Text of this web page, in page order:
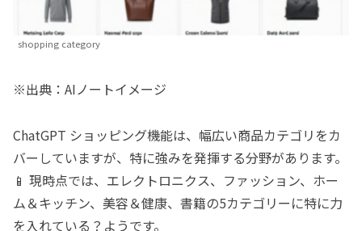
shopping category
※出典：AIノートイメージ
ChatGPT ショッピング機能は、幅広い商品カテゴリをカ
バーしていますが、特に強みを発揮する分野があります。
📱 現時点では、エレクトロニクス、ファッション、ホー
ム＆キッチン、美容＆健康、書籍の5カテゴリーに特に力
を入れている？ようです。